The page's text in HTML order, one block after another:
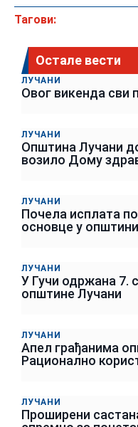
Тагови:
Остале вести
ЛУЧАНИ
Овог викенда сви
ЛУЧАНИ
Општина Лучани
возило Дому
ЛУЧАНИ
Почела исплата
основце у
ЛУЧАНИ
У Гучи одржана 7.
општине Лучани
ЛУЧАНИ
Апел грађанима
Рационално
ЛУЧАНИ
Проширени